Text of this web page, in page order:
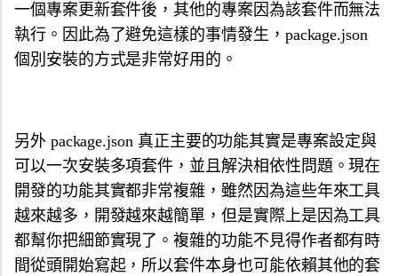
一個專案更新套件後，其他的專案因為該套件而無法
執行。因此為了避免這樣的事情發生，package.json
個別安裝的方式是非常好用的。
另外 package.json 真正主要的功能其實是專案設定與
可以一次安裝多項套件，並且解決相依性問題。現在
開發的功能其實都非常複雜，雖然因為這些年來工具
越來越多，開發越來越簡單，但是實際上是因為工具
都幫你把細節實現了。複雜的功能不見得作者都有時
間從頭開始寫起，所以套件本身也可能依賴其他的套